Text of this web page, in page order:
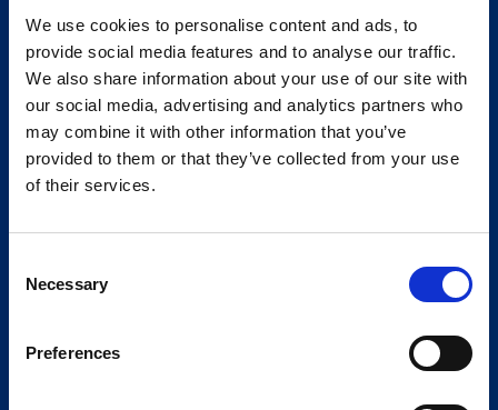
We use cookies to personalise content and ads, to
provide social media features and to analyse our traffic.
We also share information about your use of our site with
our social media, advertising and analytics partners who
may combine it with other information that you’ve
provided to them or that they’ve collected from your use
of their services.
Selection
Necessary
Preferences